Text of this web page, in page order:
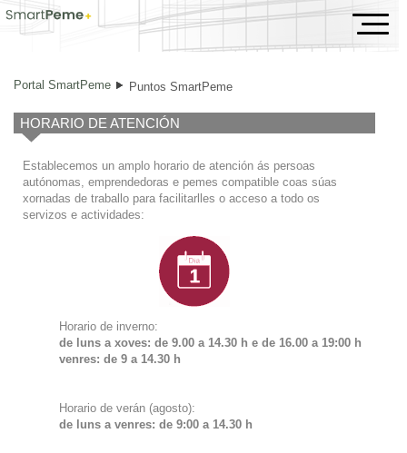
Puntos SmartPeme
Portal SmartPeme Puntos SmartPeme
HORARIO DE ATENCIÓN
Establecemos un amplo horario de atención ás persoas
autónomas, emprendedoras e pemes compatible coas súas
xornadas de traballo para facilitarlles o acceso a todo os
servizos e actividades:
Horario de inverno:
de luns a xoves: de 9.00 a 14.30 h e de 16.00 a 19:00 h
venres: de 9 a 14.30 h
Horario de verán (agosto):
de luns a venres: de 9:00 a 14.30 h